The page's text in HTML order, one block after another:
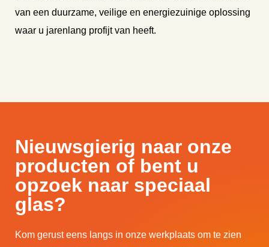
van een duurzame, veilige en energiezuinige oplossing
waar u jarenlang profijt van heeft.
Nieuwsgierig naar onze
producten of bent u
opzoek naar speciaal
glas?
Kom gerust eens langs in onze werkplaats om te zien